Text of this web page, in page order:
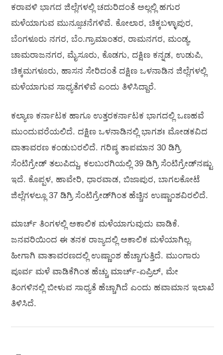
ಕರಾವಳಿ ಭಾಗದ ಜಿಲ್ಲೆಗಳಲ್ಲಿ ಚದುರಿದಂತೆ ಅಲ್ಲಲ್ಲಿ ಹಗುರ
ಮಳೆಯಾಗುವ ಮುನ್ಸೂಚನೆಗಳಿವೆ. ಕೋಲಾರ, ಚಿಕ್ಕಬಳ್ಳಾಪುರ,
ಬೆಂಗಳೂರು ನಗರ, ಬೆಂ.ಗ್ರಾಮಾಂತರ, ರಾಮನಗರ, ಮಂಡ್ಯ,
ಚಾಮರಾಜನಗರ, ಮೈಸೂರು, ಕೊಡಗು, ದಕ್ಷಿಣ ಕನ್ನಡ, ಉಡುಪಿ,
ಚಿಕ್ಕಮಗಳೂರು, ಹಾಸನ ಸೇರಿದಂತೆ ದಕ್ಷಿಣ ಒಳನಾಡಿನ ಜಿಲ್ಲೆಗಳಲ್ಲಿ
ಮಳೆಯಾಗುವ ಸಾಧ್ಯತೆಗಳಿವೆ ಎಂದು ತಿಳಿಸಿದ್ದಾರೆ.
ಕಲ್ಯಾಣ ಕರ್ನಾಟಕ ಹಾಗೂ ಉತ್ತರಕರ್ನಾಟಕ ಭಾಗದಲ್ಲಿ ಒಣಹವೆ
ಮುಂದುವರೆಯಲಿದೆ. ದಕ್ಷಿಣ ಒಳನಾಡಿನಲ್ಲಿ ಭಾಗಶಃ ಮೋಡಕವಿದ
ವಾತಾವರಣ ಕಂಡುಬರಲಿದೆ. ಗರಿಷ್ಠ ತಾಪಮಾನ 30 ಡಿಗ್ರಿ
ಸೆಂಟಿಗ್ರೇಡ್ ತಲುಪಿದ್ದು, ಕಲಬುರಗಿಯಲ್ಲಿ 39 ಡಿಗ್ರಿ ಸೆಂಟಿಗ್ರೇಡ್‍ನಷ್ಟು
ಇದೆ. ಕೊಪ್ಪಳ, ಹಾವೇರಿ, ಧಾರವಾಡ, ಬಿಜಾಪುರ, ಬಾಗಲಕೋಟೆ
ಜಿಲ್ಲೆಗಳಲ್ಲೂ 37 ಡಿಗ್ರಿ ಸೆಂಟಿಗ್ರೇಡ್‍ಗಿಂತ ಹೆಚ್ಚಿನ ಉಷ್ಣಾಂಶವಿರಲಿದೆ.
ಮಾರ್ಚ್ ತಿಂಗಳಲ್ಲಿ ಅಕಾಲಿಕ ಮಳೆಯಾಗುವುದು ವಾಡಿಕೆ.
ಜನವರಿಯಿಂದ ಈ ತನಕ ರಾಜ್ಯದಲ್ಲಿ ಅಕಾಲಿಕ ಮಳೆಯಾಗಿಲ್ಲ.
ಹೀಗಾಗಿ ವಾತಾವರಣದಲ್ಲಿ ಉಷ್ಣಾಂಶ ಹೆಚ್ಚಾಗುತ್ತಿದೆ. ಮುಂಗಾರು
ಪೂರ್ವ ಮಳೆ ವಾಡಿಕೆಗಿಂತ ಹೆಚ್ಚು ಮಾರ್ಚ್-ಏಪ್ರಿಲ್, ಮೇ
ತಿಂಗಳಿನಲ್ಲಿ ಬೀಳುವ ಸಾಧ್ಯತೆ ಹೆಚ್ಚಾಗಿದೆ ಎಂದು ಹವಾಮಾನ ಇಲಾಖೆ
ತಿಳಿಸಿದೆ.